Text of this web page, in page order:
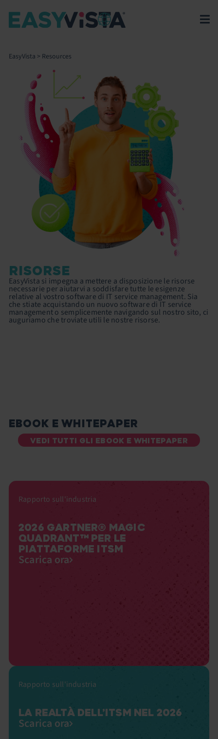
EasyVista > Resources
RISORSE
EasyVista si impegna a mettere a disposizione le risorse
necessarie per aiutarvi a soddisfare tutte le esigenze
relative al vostro software di IT service management. Sia
che stiate acquistando un nuovo software di IT service
management o semplicemente navigando sul nostro sito, ci
auguriamo che troviate utili le nostre risorse.
EBOOK E WHITEPAPER
VEDI TUTTI GLI EBOOK E WHITEPAPER
Rapporto sull'industria
2026 GARTNER® MAGIC
QUADRANT™ PER LE
PIATTAFORME ITSM
Scarica ora
Rapporto sull'industria
LA REALTÀ DELL’ITSM NEL 2026
Scarica ora